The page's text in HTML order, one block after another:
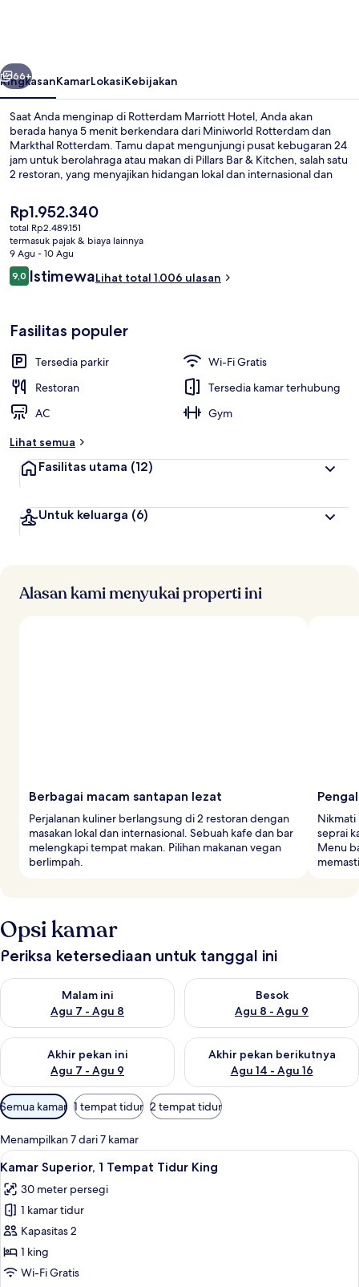
Berikutnya
66+
RingkasanKamarLokasiKebijakan
Saat Anda menginap di Rotterdam Marriott Hotel, Anda akan
berada hanya 5 menit berkendara dari Miniworld Rotterdam dan
Markthal Rotterdam. Tamu dapat mengunjungi pusat kebugaran 24
jam untuk berolahraga atau makan di Pillars Bar & Kitchen, salah satu
2 restoran, yang menyajikan hidangan lokal dan internasional dan
berbagai fasilitas unggulan di hotel mewah ini seperti, bar/lounge,
toko roti/camilan, dan teras. Staf dan lokasi mendapatkan nilai yang
bagus dari para traveler.
Harga
saat
ini
Rp1.952.340
Rp1.952.340
total Rp2.489.151
termasuk pajak & biaya lainnya
9 Agu - 10 Agu
Ulasan
9,09,0 dari 10
IstimewaLihat total 1.006 ulasan
Fasilitas populer
Tersedia parkir
Wi-Fi Gratis
Restoran
Tersedia kamar terhubung
AC
Gym
Lihat semua
Fasilitas utama (12)
Untuk keluarga (6)
Alasan kami menyukai properti ini
Berbagai macam santapan lezat
Perjalanan kuliner berlangsung di 2 restoran dengan
masakan lokal dan internasional. Sebuah kafe dan bar
melengkapi tempat makan. Pilihan makanan vegan
berlimpah.
Nikmati
seprai
Menu
Opsi kamar
Periksa ketersediaan untuk tanggal ini
Malam ini
Agu 7 - Agu 8
Periksa ketersediaan untuk malam ini Agu 7 - Agu 8
Besok
Agu 8 - Agu 9
Periksa ketersediaan untuk
Akhir pekan ini
Agu 7 - Agu 9
Periksa ketersediaan untuk akhir pekan ini Agu 7 - Agu 9
Akhir pekan berikutnya
Agu 14 - Agu 16
Periksa ketersediaan untuk
Filter
tersedia
untuk
kamar
Semua kamar 1 tempat tidur 2 tempat tidur
Menampilkan 7 dari 7 kamar
Lihat
semua
foto
untuk
Kamar
Superior,
1
Kamar Superior, 1 Tempat Tidur
3
Kamar Superior, 1 Tempat Tidur King
30 meter persegi
1 kamar tidur
Kapasitas 2
1 king
Wi-Fi Gratis